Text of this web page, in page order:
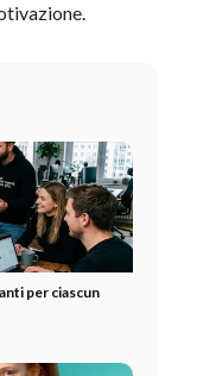
per ciascun